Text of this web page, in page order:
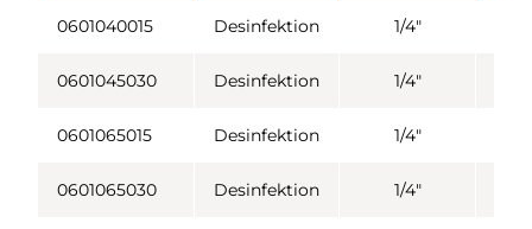
0601040015 Desinfektion 1/4"
0601045030 Desinfektion 1/4"
0601065015 Desinfektion 1/4"
0601065030 Desinfektion 1/4"